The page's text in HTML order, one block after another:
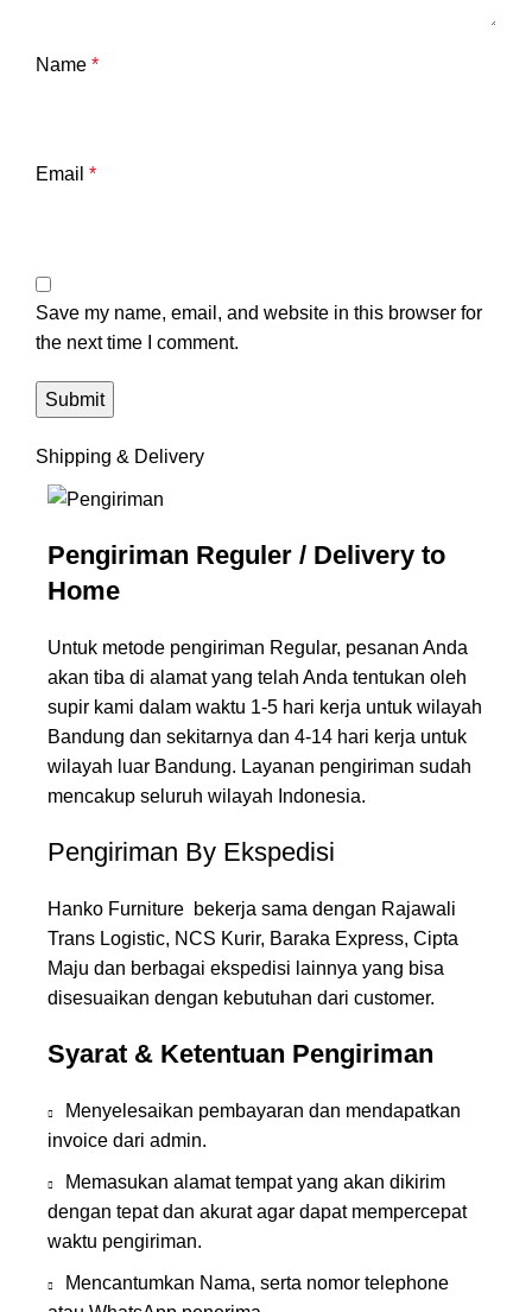
Name *
Email *
Save my name, email, and website in this browser for
the next time I comment.
Shipping & Delivery
Pengiriman Reguler / Delivery to
Home
Untuk metode pengiriman Regular, pesanan Anda
akan tiba di alamat yang telah Anda tentukan oleh
supir kami dalam waktu 1-5 hari kerja untuk wilayah
Bandung dan sekitarnya dan 4-14 hari kerja untuk
wilayah luar Bandung. Layanan pengiriman sudah
mencakup seluruh wilayah Indonesia.
Pengiriman By Ekspedisi
Hanko Furniture bekerja sama dengan Rajawali
Trans Logistic, NCS Kurir, Baraka Express, Cipta
Maju dan berbagai ekspedisi lainnya yang bisa
disesuaikan dengan kebutuhan dari customer.
Syarat & Ketentuan Pengiriman
Menyelesaikan pembayaran dan mendapatkan
invoice dari admin.
Memasukan alamat tempat yang akan dikirim
dengan tepat dan akurat agar dapat mempercepat
waktu pengiriman.
Mencantumkan Nama, serta nomor telephone